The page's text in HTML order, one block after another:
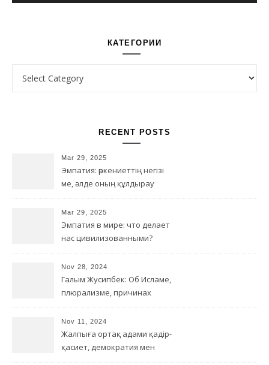
КАТЕГОРИИ
RECENT POSTS
Mar 29, 2025
Эмпатия: өркениеттің негізі
ме, әлде оның құлдырау
Mar 29, 2025
Эмпатия в мире: что делает
нас цивилизованными?
Nov 28, 2024
Галым Жусипбек: Об Исламе,
плюрализме, причинах
религиозным радикализмом
Nov 11, 2024
Жалпыға ортақ адами қадір-
қасиет, демократия мен